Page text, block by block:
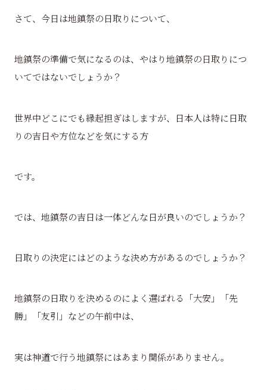
さて、今日は地鎮祭の日取りについて、
地鎮祭の準備で気になるのは、やはり地鎮祭の日取りにつ
いてではないでしょうか？
世界中どこにでも縁起担ぎはしますが、日本人は特に日取
りの吉日や方位などを気にする方
です。
では、地鎮祭の吉日は一体どんな日が良いのでしょうか？
日取りの決定にはどのような決め方があるのでしょうか？
地鎮祭の日取りを決めるのによく選ばれる「大安」「先
勝」「友引」などの午前中は、
実は神道で行う地鎮祭にはあまり関係がありません。